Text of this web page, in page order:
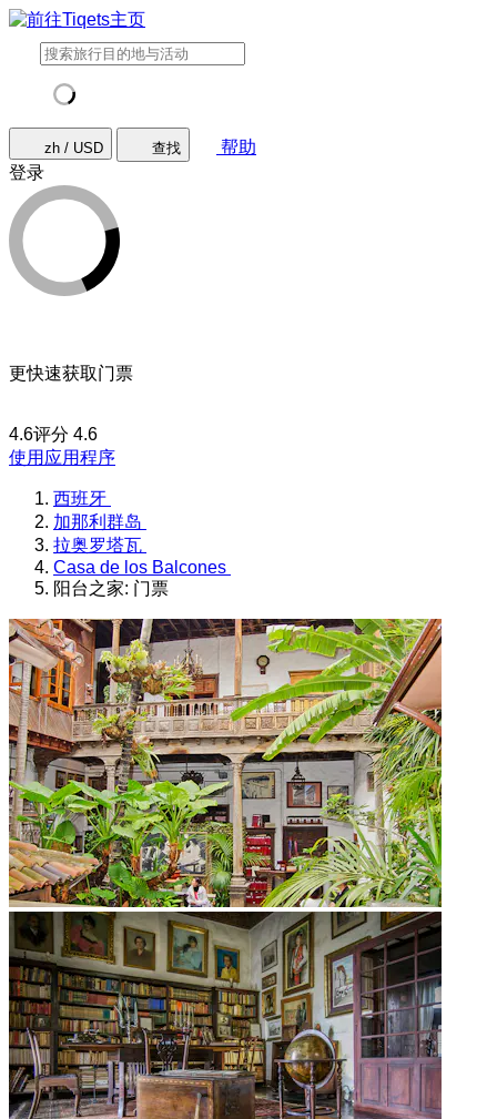
zh / USD 查找
帮助
登录
更快速获取门票
4.6评分 4.6
使用应用程序
西班牙
加那利群岛
拉奥罗塔瓦
Casa de los Balcones
阳台之家: 门票